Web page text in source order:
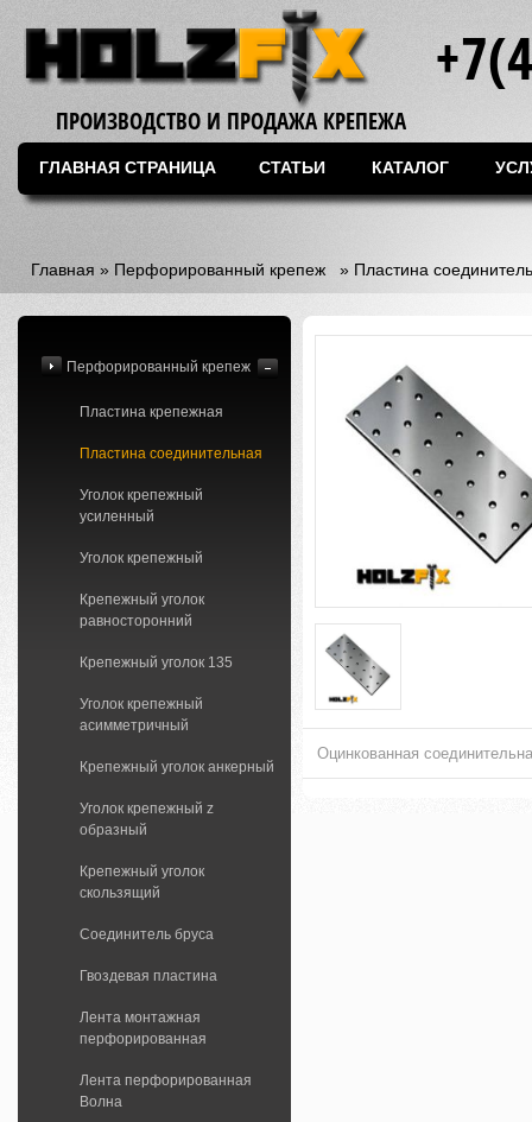
ПРОИЗВОДСТВО И ПРОДАЖА КРЕПЕЖА
ГЛАВНАЯ СТРАНИЦА СТАТЬИ КАТАЛОГ
Главная » Перфорированный крепеж » Пластина
Оцинкованная
Перфорированный крепеж
Пластина крепежная
Пластина соединительная
Уголок крепежный
усиленный
Уголок крепежный
Крепежный уголок
равносторонний
Крепежный уголок 135
Уголок крепежный
асимметричный
Крепежный уголок анкерный
Уголок крепежный z
образный
Крепежный уголок
скользящий
Соединитель бруса
Гвоздевая пластина
Лента монтажная
перфорированная
Лента перфорированная
Волна